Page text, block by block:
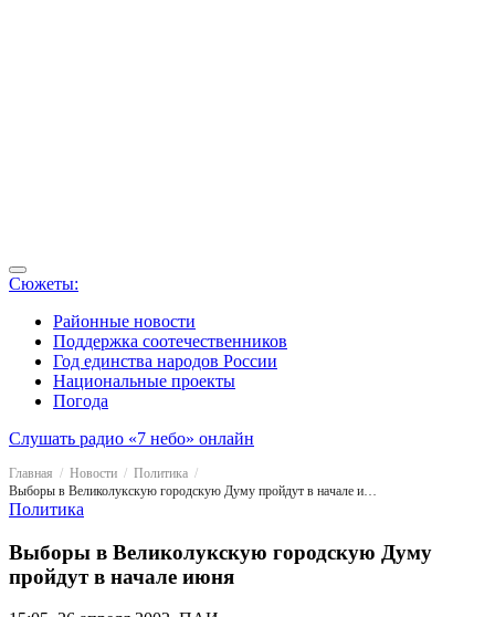
Сюжеты:
Районные новости
Поддержка соотечественников
Год единства народов России
Национальные проекты
Погода
Слушать радио «7 небо» онлайн
Главная Новости
Политика
Выборы в Великолукскую городскую Думу пройдут в начале июня
Политика
Выборы в Великолукскую городскую Думу
пройдут в начале июня